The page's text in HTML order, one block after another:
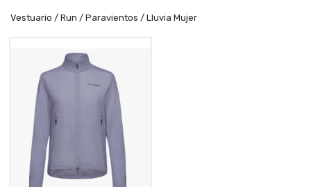
Vestuario / Run / Paravientos / Lluvia Mujer